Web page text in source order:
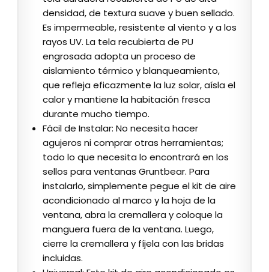
densidad, de textura suave y buen sellado.
Es impermeable, resistente al viento y a los
rayos UV. La tela recubierta de PU
engrosada adopta un proceso de
aislamiento térmico y blanqueamiento,
que refleja eficazmente la luz solar, aísla el
calor y mantiene la habitación fresca
durante mucho tiempo.
Fácil de Instalar: No necesita hacer
agujeros ni comprar otras herramientas;
todo lo que necesita lo encontrará en los
sellos para ventanas Gruntbear. Para
instalarlo, simplemente pegue el kit de aire
acondicionado al marco y la hoja de la
ventana, abra la cremallera y coloque la
manguera fuera de la ventana. Luego,
cierre la cremallera y fíjela con las bridas
incluidas.